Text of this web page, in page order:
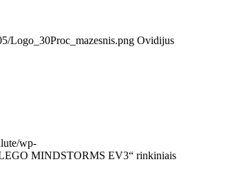
Logo_30Proc_mazesnis.png Ovidijus
wp-
MINDSTORMS EV3“ rinkiniais